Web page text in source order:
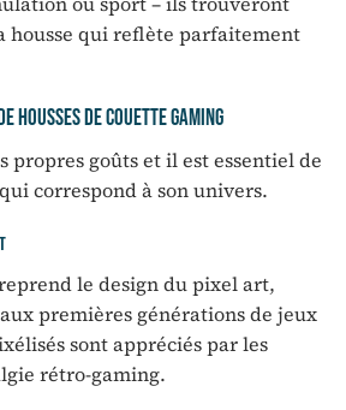
housse qui reflète parfaitement
housses de couette gaming
propres goûts et il est essentiel de
correspond à son univers.
le design du pixel art,
premières générations de jeux
sont appréciés par les
rétro-gaming.